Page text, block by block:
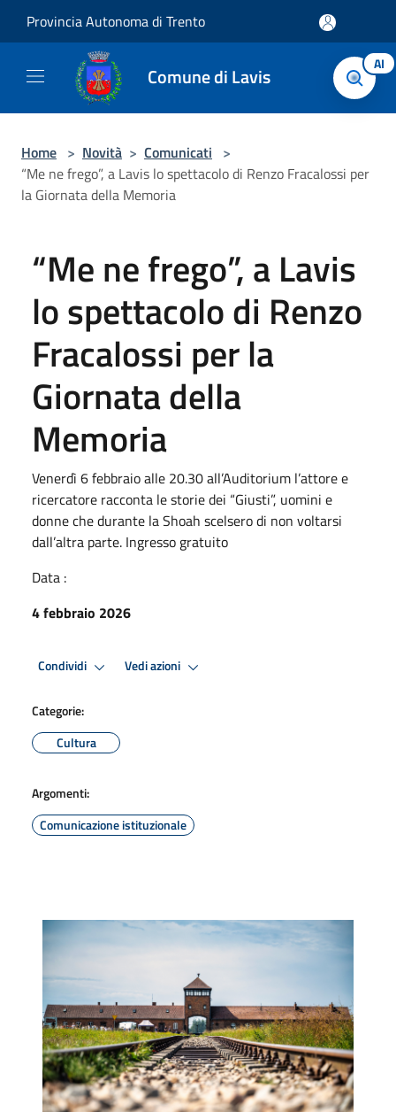
Provincia Autonoma di Trento
Comune di Lavis AI
Home > Novità > Comunicati >
“Me ne frego”, a Lavis lo spettacolo di Renzo Fracalossi per
la Giornata della Memoria
“Me ne frego”, a Lavis
lo spettacolo di Renzo
Fracalossi per la
Giornata della
Memoria
Venerdì 6 febbraio alle 20.30 all’Auditorium l’attore e
ricercatore racconta le storie dei “Giusti”, uomini e
donne che durante la Shoah scelsero di non voltarsi
dall’altra parte. Ingresso gratuito
Data :
4 febbraio 2026
Condividi Vedi azioni
Categorie:
Cultura
Argomenti:
Comunicazione istituzionale